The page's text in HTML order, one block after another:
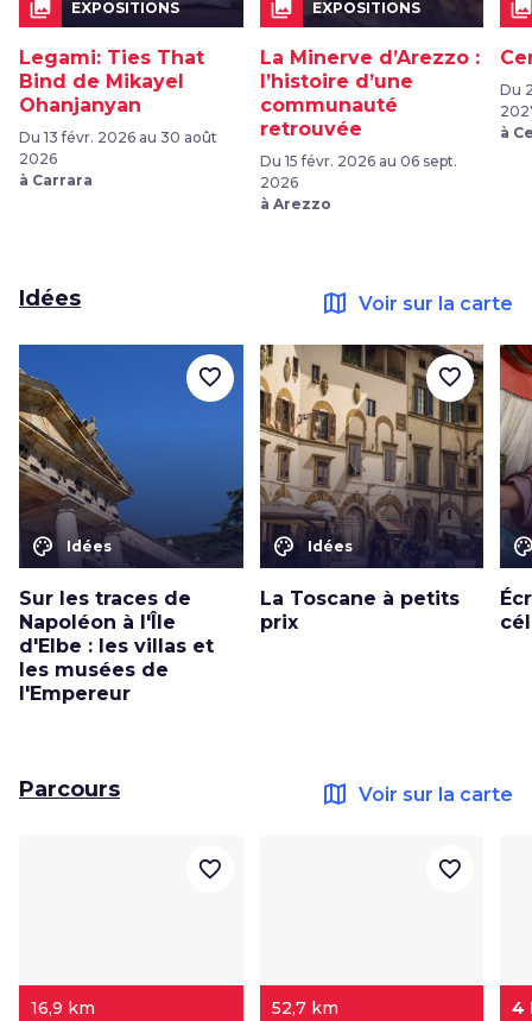
collections EXPOSITIONS
Legami: Ties That
Bind de Mikayel
Ohanjanyan
Du 13 févr. 2026 au 30 août
2026
à Carrara
collections EXPOSITIONS
La Minerve d’Arezzo :
l’histoire d’une
communauté
retrouvée
Du 15 févr. 2026 au 06 sept.
2026
à Arezzo
Du
à
Idées map Voir sur la carte
color_lens Idées
Sur les traces de
Napoléon à l'Île
d'Elbe : les villas et
les musées de
l'Empereur
favorite_border
color_lens Idées
La Toscane à petits
prix
favorite_border
Parcours map Voir sur la carte
16,9 km
favorite_border
52,7 km
favorite_border
4